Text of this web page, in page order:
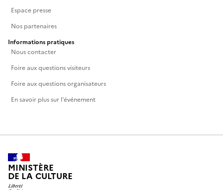
Espace presse
Nos partenaires
Informations pratiques
Nous contacter
Foire aux questions visiteurs
Foire aux questions organisateurs
En savoir plus sur l'événement
MINISTÈRE
DE LA CULTURE